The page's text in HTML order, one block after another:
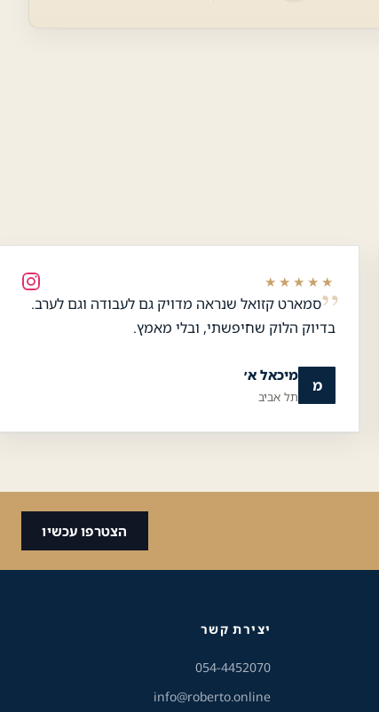
★★★★★
סמארט קזואל שנראה מדויק גם לעבודה וגם לערב.
בדיוק הלוק שחיפשתי, ובלי מאמץ.
מ
מיכאל א׳
תל אביב
הצטרפו עכשיו
יצירת קשר
054-4452070
info@roberto.online
כלי נגישות
גודל טקסט
ניגודיות
גבוהה
הדגשת קישורים